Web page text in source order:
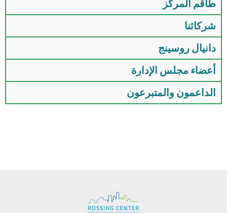
طاقم المركز
شركائنا
دانيال روسينج
أعضاء مجلس الإدارة
الداعمون والمتبرعون